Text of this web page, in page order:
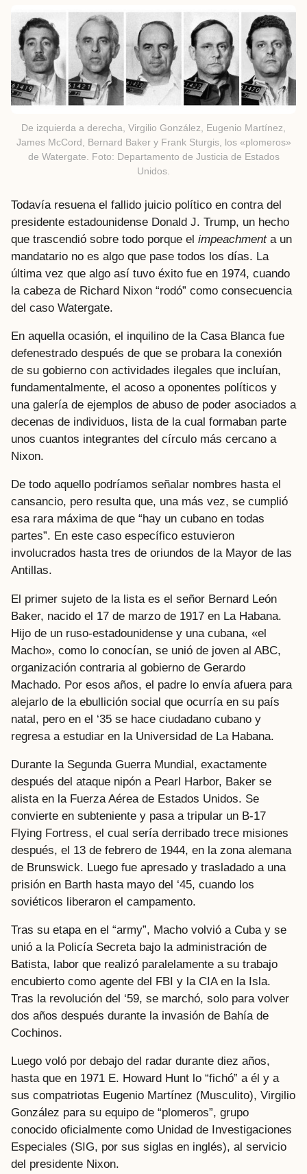
De izquierda a derecha, Virgilio González, Eugenio Martínez,
James McCord, Bernard Baker y Frank Sturgis, los «plomeros»
de Watergate. Foto: Departamento de Justicia de Estados
Unidos.
Todavía resuena el fallido juicio político en contra del
presidente estadounidense Donald J. Trump, un hecho
que trascendió sobre todo porque el impeachment a un
mandatario no es algo que pase todos los días. La
última vez que algo así tuvo éxito fue en 1974, cuando
la cabeza de Richard Nixon “rodó” como consecuencia
del caso Watergate.
En aquella ocasión, el inquilino de la Casa Blanca fue
defenestrado después de que se probara la conexión
de su gobierno con actividades ilegales que incluían,
fundamentalmente, el acoso a oponentes políticos y
una galería de ejemplos de abuso de poder asociados a
decenas de individuos, lista de la cual formaban parte
unos cuantos integrantes del círculo más cercano a
Nixon.
De todo aquello podríamos señalar nombres hasta el
cansancio, pero resulta que, una más vez, se cumplió
esa rara máxima de que “hay un cubano en todas
partes”. En este caso específico estuvieron
involucrados hasta tres de oriundos de la Mayor de las
Antillas.
El primer sujeto de la lista es el señor Bernard León
Baker, nacido el 17 de marzo de 1917 en La Habana.
Hijo de un ruso-estadounidense y una cubana, «el
Macho», como lo conocían, se unió de joven al ABC,
organización contraria al gobierno de Gerardo
Machado. Por esos años, el padre lo envía afuera para
alejarlo de la ebullición social que ocurría en su país
natal, pero en el ‘35 se hace ciudadano cubano y
regresa a estudiar en la Universidad de La Habana.
Durante la Segunda Guerra Mundial, exactamente
después del ataque nipón a Pearl Harbor, Baker se
alista en la Fuerza Aérea de Estados Unidos. Se
convierte en subteniente y pasa a tripular un B-17
Flying Fortress, el cual sería derribado trece misiones
después, el 13 de febrero de 1944, en la zona alemana
de Brunswick. Luego fue apresado y trasladado a una
prisión en Barth hasta mayo del ‘45, cuando los
soviéticos liberaron el campamento.
Tras su etapa en el “army”, Macho volvió a Cuba y se
unió a la Policía Secreta bajo la administración de
Batista, labor que realizó paralelamente a su trabajo
encubierto como agente del FBI y la CIA en la Isla.
Tras la revolución del ‘59, se marchó, solo para volver
dos años después durante la invasión de Bahía de
Cochinos.
Luego voló por debajo del radar durante diez años,
hasta que en 1971 E. Howard Hunt lo “fichó” a él y a
sus compatriotas Eugenio Martínez (Musculito), Virgilio
González para su equipo de “plomeros”, grupo
conocido oficialmente como Unidad de Investigaciones
Especiales (SIG, por sus siglas en inglés), al servicio
del presidente Nixon.